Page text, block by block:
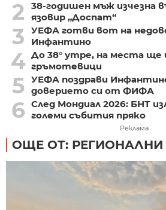
2
38-годишен мъж изчезна
язовир „Доспат“
3
УЕФА готви вот на
Инфантино
4 До 38° утре, на места ще
гръмотевици
5 УЕФА поздрави
доверието си от ФИФА
6 След Мондиал 2026: БНТ
големи събития пряко
Реклама
ОЩЕ ОТ: РЕГИОНАЛНИ